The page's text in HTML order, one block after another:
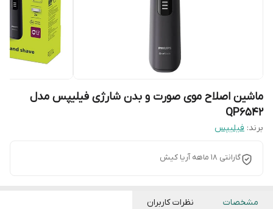
ماشین اصلاح موی صورت و بدن شارژی فیلیپس مدل
QP6542
برند: فیلیپس
گارانتی 18 ماهه آریا کیش
مشخصات نظرات کاربران